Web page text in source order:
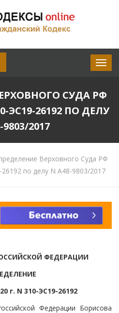
СУДА РФ
ЭС19-26192 ПО ДЕЛУ
2017
Верховного Суда РФ
по делу N А48-9803/2017
ФЕДЕРАЦИИ
г. N 310-ЭС19-26192
Федерации Борисова